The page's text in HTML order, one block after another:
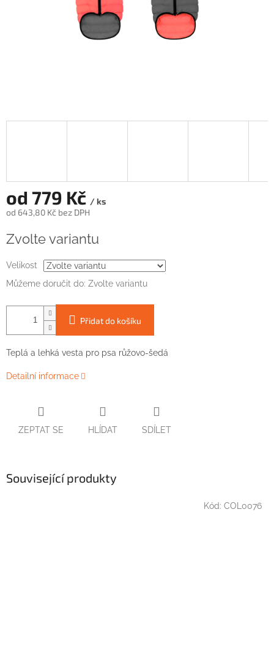
od 779 Kč / ks
od 643,80 Kč bez DPH
cena:
Zvolte variantu
Velikost
Můžeme doručit do: Zvolte variantu
Přidat do košíku
Teplá a lehká vesta pro psa růžovo-šedá
Detailní informace
ZEPTAT SE HLÍDAT SDÍLET
Související produkty
Kód: COL0076